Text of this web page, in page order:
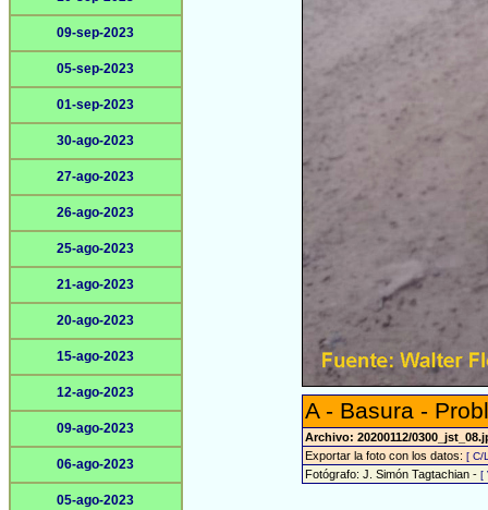
09-sep-2023
05-sep-2023
01-sep-2023
30-ago-2023
27-ago-2023
26-ago-2023
25-ago-2023
21-ago-2023
20-ago-2023
15-ago-2023
12-ago-2023
09-ago-2023
06-ago-2023
05-ago-2023
A - Basura -
Archivo: 20200112/
Exportar la foto con los datos: [ C/
Fotógrafo: J. Simón Tagtachian - [